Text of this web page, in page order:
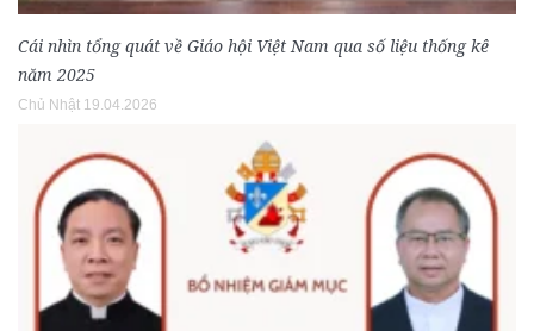
Cái nhìn tổng quát về Giáo hội Việt Nam qua số liệu thống kê
năm 2025
Chủ Nhật 19.04.2026